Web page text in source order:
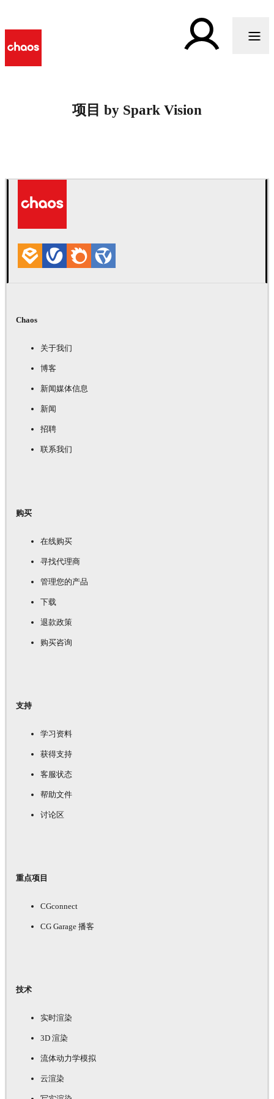
项目 by Spark Vision
Chaos
关于我们
博客
新闻媒体信息
新闻
招聘
联系我们
购买
在线购买
寻找代理商
管理您的产品
下载
退款政策
购买咨询
支持
学习资料
获得支持
客服状态
帮助文件
讨论区
重点项目
CGconnect
CG Garage 播客
技术
实时渲染
3D 渲染
流体动力学模拟
云渲染